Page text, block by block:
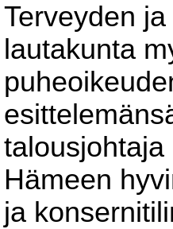
Terveyden
lautakunta
Hämeen
ja